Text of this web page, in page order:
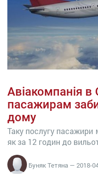
Авіакомпанія
пасажирам
дому
Таку послугу
як за 12 годин до
Буняк Тетяна — 2018-